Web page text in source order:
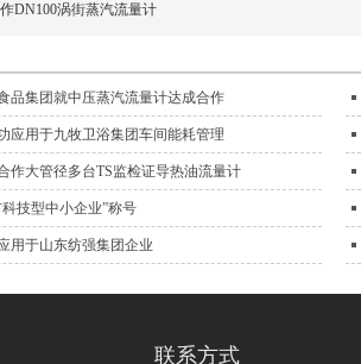
DN100涡街蒸汽流量计
品集团就中压蒸汽流量计达成合作
应用于九牧卫浴集团车间能耗管理
作大管径多台TS监检证导热油流量计
技型中小企业”称号
用于山东纺强集团企业
联系方式